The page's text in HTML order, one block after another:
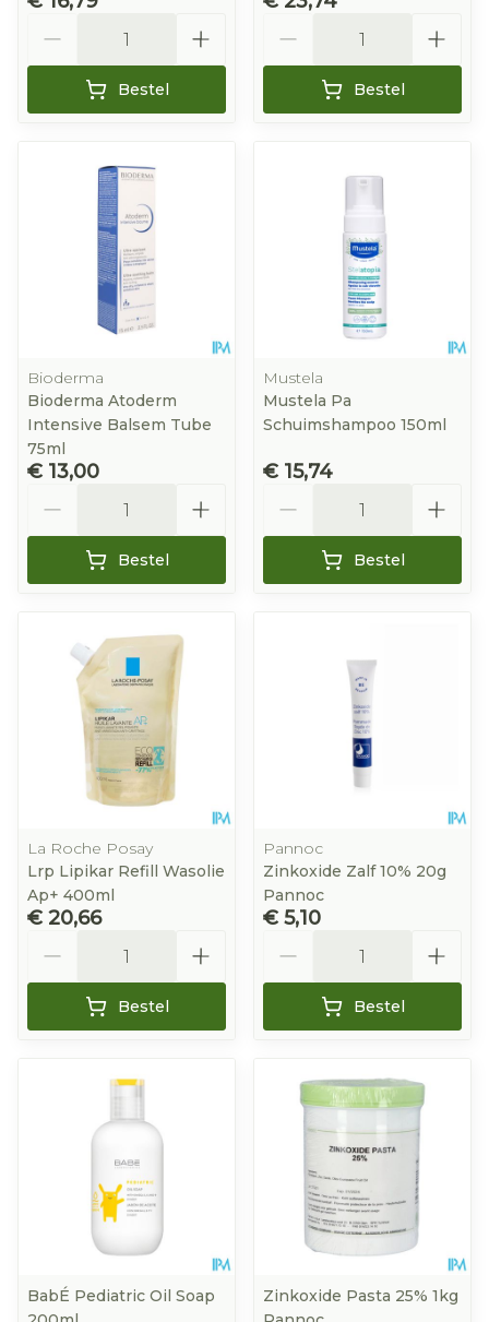
Bestel Bestel
Bioderma
Bioderma Atoderm
Intensive Balsem Tube
75ml
€ 13,00
Bestel
Mustela
Mustela Pa
Schuimshampoo 150ml
€ 15,74
Bestel
La Roche Posay
Lrp Lipikar Refill Wasolie
Ap+ 400ml
€ 20,66
Bestel
Pannoc
Zinkoxide Zalf 10% 20g
Pannoc
€ 5,10
Bestel
BabÉ Pediatric Oil Soap
Zinkoxide Pasta 25% 1kg